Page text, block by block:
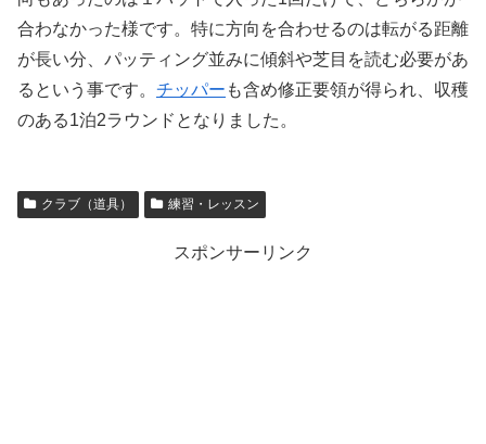
合わなかった様です。特に方向を合わせるのは転がる距離
が長い分、パッティング並みに傾斜や芝目を読む必要があ
るという事です。 チッパー も含め修正要領が得られ、収穫
のある1泊2ラウンドとなりました。
クラブ（道具） 練習・レッスン
スポンサーリンク